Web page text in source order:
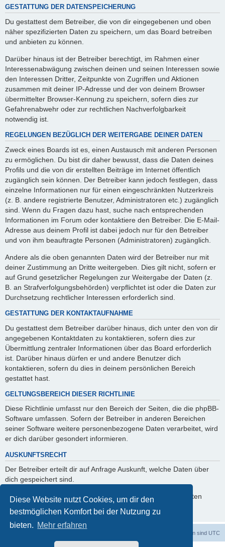
Diese Website nutzt Cookies, um dir den
bestmöglichen Komfort bei der Nutzung zu
bieten. Mehr erfahren
GESTATTUNG DER DATENSPEICHERUNG
Du gestattest dem Betreiber, die von dir eingegebenen und oben
näher spezifizierten Daten zu speichern, um das Board betreiben
und anbieten zu können.
Darüber hinaus ist der Betreiber berechtigt, im Rahmen einer
Interessenabwägung zwischen deinen und seinen Interessen sowie
den Interessen Dritter, Zeitpunkte von Zugriffen und Aktionen
zusammen mit deiner IP-Adresse und der von deinem Browser
übermittelter Browser-Kennung zu speichern, sofern dies zur
Gefahrenabwehr oder zur rechtlichen Nachverfolgbarkeit
notwendig ist.
REGELUNGEN BEZÜGLICH DER WEITERGABE DEINER DATEN
Zweck eines Boards ist es, einen Austausch mit anderen Personen
zu ermöglichen. Du bist dir daher bewusst, dass die Daten deines
Profils und die von dir erstellten Beiträge im Internet öffentlich
zugänglich sein können. Der Betreiber kann jedoch festlegen, dass
einzelne Informationen nur für einen eingeschränkten Nutzerkreis
(z. B. andere registrierte Benutzer, Administratoren etc.) zugänglich
sind. Wenn du Fragen dazu hast, suche nach entsprechenden
Informationen im Forum oder kontaktiere den Betreiber. Die E-Mail-
Adresse aus deinem Profil ist dabei jedoch nur für den Betreiber
und von ihm beauftragte Personen (Administratoren) zugänglich.
Andere als die oben genannten Daten wird der Betreiber nur mit
deiner Zustimmung an Dritte weitergeben. Dies gilt nicht, sofern er
auf Grund gesetzlicher Regelungen zur Weitergabe der Daten (z.
B. an Strafverfolgungsbehörden) verpflichtet ist oder die Daten zur
Durchsetzung rechtlicher Interessen erforderlich sind.
GESTATTUNG DER KONTAKTAUFNAHME
Du gestattest dem Betreiber darüber hinaus, dich unter den von dir
angegebenen Kontaktdaten zu kontaktieren, sofern dies zur
Übermittlung zentraler Informationen über das Board erforderlich
ist. Darüber hinaus dürfen er und andere Benutzer dich
kontaktieren, sofern du dies in deinem persönlichen Bereich
gestattet hast.
GELTUNGSBEREICH DIESER RICHTLINIE
Diese Richtlinie umfasst nur den Bereich der Seiten, die die phpBB-
Software umfassen. Sofern der Betreiber in anderen Bereichen
seiner Software weitere personenbezogene Daten verarbeitet, wird
er dich darüber gesondert informieren.
AUSKUNFTSRECHT
Der Betreiber erteilt dir auf Anfrage Auskunft, welche Daten über
dich gespeichert sind.
Du kannst jederzeit die Löschung bzw. Sperrung deiner Daten
verlangen. Kontaktiere hierzu bitte den Betreiber.
Alle Zeiten sind UTC